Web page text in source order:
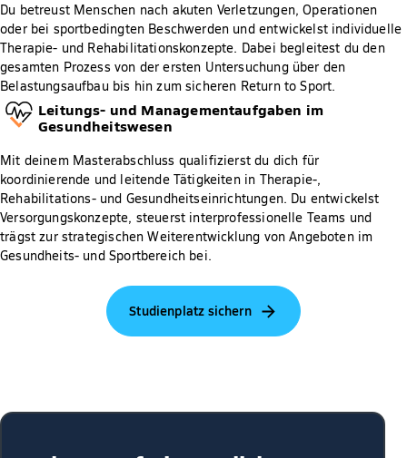
Du betreust Menschen nach akuten Verletzungen, Operationen
oder bei sportbedingten Beschwerden und entwickelst individuelle
Therapie- und Rehabilitationskonzepte. Dabei begleitest du den
gesamten Prozess von der ersten Untersuchung über den
Belastungsaufbau bis hin zum sicheren Return to Sport.
Leitungs- und Managementaufgaben im
Gesundheitswesen
Mit deinem Masterabschluss qualifizierst du dich für
koordinierende und leitende Tätigkeiten in Therapie-,
Rehabilitations- und Gesundheitseinrichtungen. Du entwickelst
Versorgungskonzepte, steuerst interprofessionelle Teams und
trägst zur strategischen Weiterentwicklung von Angeboten im
Gesundheits- und Sportbereich bei.
Studienplatz sichern